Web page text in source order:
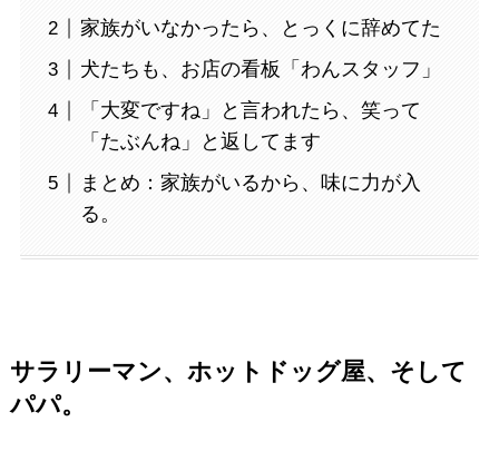
家族がいなかったら、とっくに辞めてた
犬たちも、お店の看板「わんスタッフ」
「大変ですね」と言われたら、笑って
「たぶんね」と返してます
まとめ：家族がいるから、味に力が入
る。
サラリーマン、ホットドッグ屋、そして
パパ。